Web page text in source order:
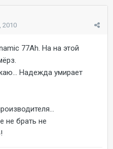
2010
77Ah. На на этой
Надежда умирает
не брать не